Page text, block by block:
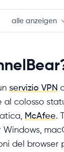
alle anzeigen
servizio VPN
al colosso
McAfee.
del browser